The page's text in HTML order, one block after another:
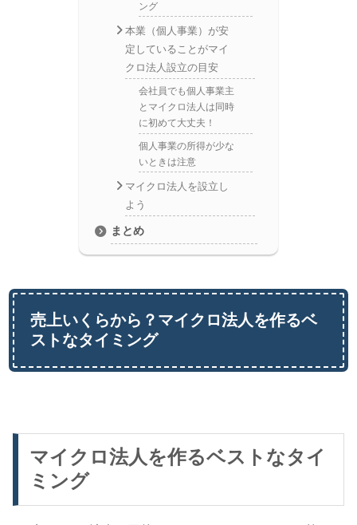
ング
本業（個人事業）が安
定していることがマイ
クロ法人設立の目安
会社員でも個人事業主
とマイクロ法人は同時
に初めて大丈夫！
個人事業の所得が少な
いときは注意
マイクロ法人を設立し
よう
まとめ
売上いくらから？マイクロ法人を作るベ
ストなタイミング
マイクロ法人を作るベストなタイ
ミング